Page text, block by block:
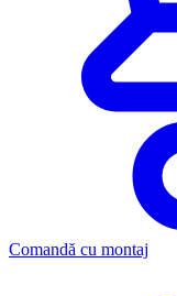
Comandă cu montaj